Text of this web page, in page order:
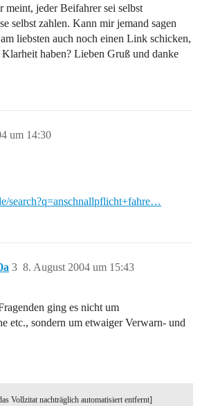
meint, jeder Beifahrer sei selbst
selbst zahlen. Kann mir jemand sagen
liebsten auch noch einen Link schicken,
haben? Lieben Gruß und danke
um 14:30
search?q=anschnallpflicht+fahre…
8. August 2004 um 15:43
3
ging es nicht um
etc., sondern um etwaiger Verwarn- und
Vollzitat nachträglich automatisiert entfernt]